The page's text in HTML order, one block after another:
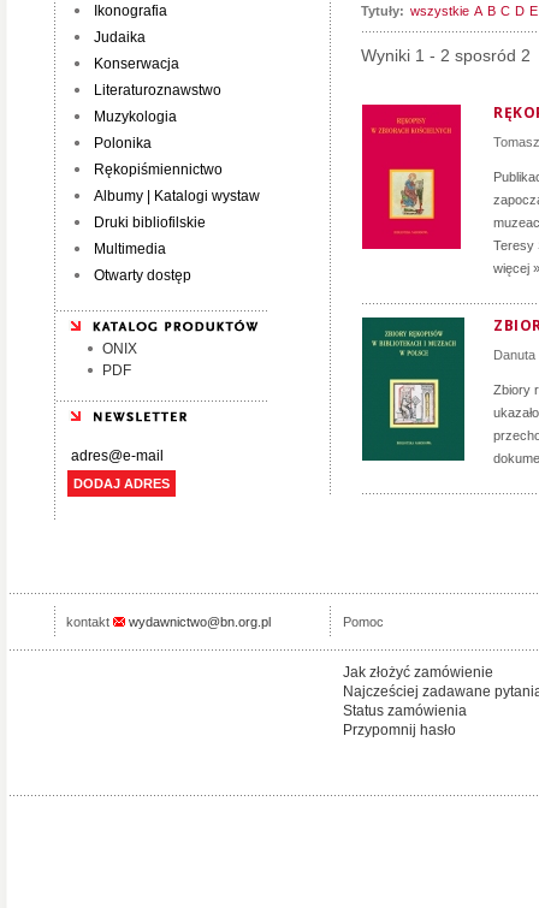
Ikonografia
Judaika
Konserwacja
Literaturoznawstwo
Muzykologia
Polonika
Rękopiśmiennictwo
Albumy | Katalogi wystaw
Druki bibliofilskie
Multimedia
Otwarty dostęp
ONIX
PDF
DODAJ ADRES
Tytuły: wszystkie A B C D E
Wyniki 1 - 2 sposród 2
Teresy
więcej »
Danuta
Zbiory
kontakt wydawnictwo@bn.org.pl Pomoc
Jak złożyć zamówienie
Najcześciej zadawane
Status zamówienia
Przypomnij hasło